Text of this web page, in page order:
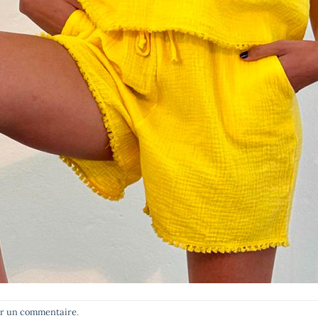
un commentaire.